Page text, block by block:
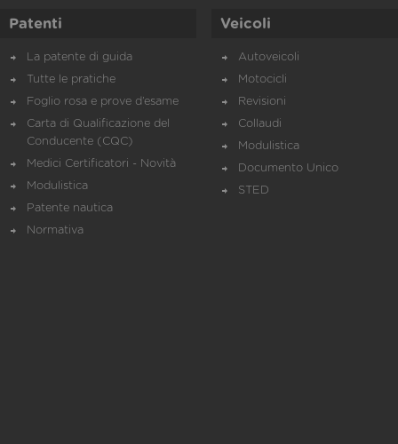
Patenti
La patente di guida
Tutte le pratiche
Foglio rosa e prove d’esame
Carta di Qualificazione del
Conducente (CQC)
Medici Certificatori - Novità
Modulistica
Patente nautica
Normativa
Veicoli
Autoveicoli
Motocicli
Revisioni
Collaudi
Modulistica
Documento Unico
STED